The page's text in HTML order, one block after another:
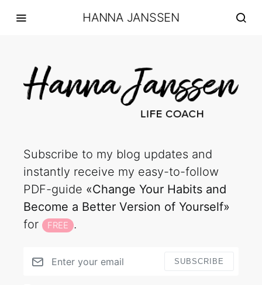
HANNA JANSSEN
Subscribe to my blog updates and
instantly receive my easy-to-follow
PDF-guide «Change Your Habits and
Become a Better Version of Yourself»
for
FREE .
SUBSCRIBE